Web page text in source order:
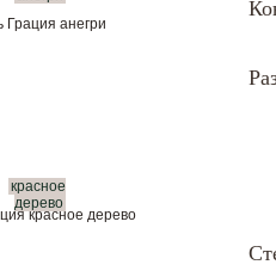
красное
дерево